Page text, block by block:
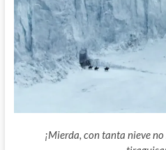
¡Mierda, con tanta nieve